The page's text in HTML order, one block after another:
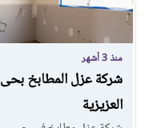
منذ 3 أشهر
شركة عزل المطابخ بحى
العزيزية